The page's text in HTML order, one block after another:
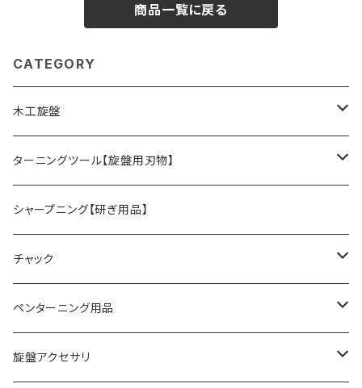
商品一覧に戻る
CATEGORY
木工旋盤
旋盤オプションパーツ
ターニングツール【旋盤用刃物】
HSSツール
ACUTUS
NaCT
替刃式ツール
リングツール
コアリングツール
シャープニング【研ぎ用品】
チャック
4爪スクロールチャック
真空チャッキング用品
ペンターニング用品
ペン金具キット
旋盤アクセサリ